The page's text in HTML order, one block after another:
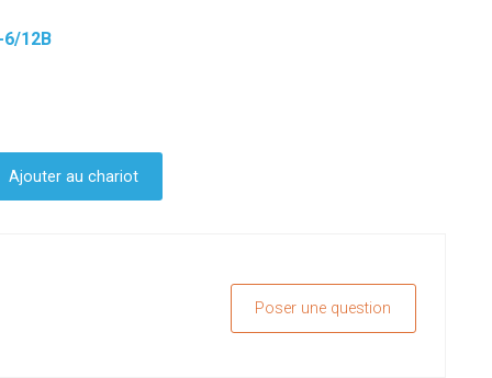
6/12B
Ajouter au chariot
Poser une question